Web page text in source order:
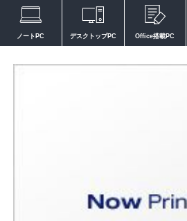
ノートPC デスクトップPC Office搭載PC